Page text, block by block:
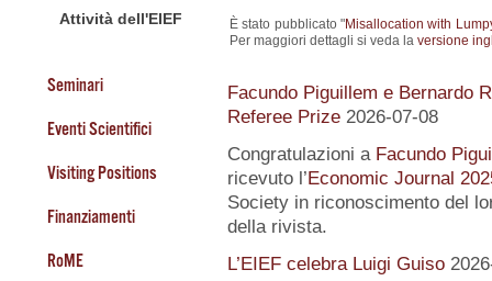
Attività dell'EIEF
Seminari
Eventi Scientifici
Visiting Positions
Finanziamenti
RoME
È stato pubblicato "Misallocation with
Per maggiori dettagli si veda la versione
Facundo Piguillem e Bernardo
Referee Prize 2026-07-08
Congratulazioni a Facundo
ricevuto l’Economic Journal
Society in riconoscimento del
della rivista.
L’EIEF celebra Luigi Guiso